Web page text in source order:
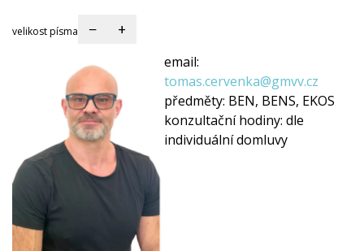
velikost písma − +
email:
tomas.cervenka@gmvv.cz
předměty: BEN, BENS, EKOS
konzultační hodiny:dle
individuální domluvy